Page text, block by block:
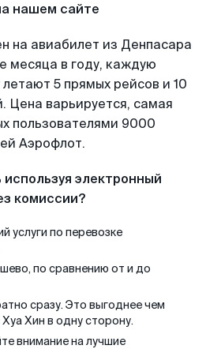
нашем сайте
на авиабилет из Денпасара
месяца в году, каждую
5 прямых рейсов и 10
Цена варьируется, самая
пользователями 9000
Аэрофлот.
электронный
комиссии?
услуги по перевозке
по сравнению от и до
сразу. Это выгоднее чем
Хин в одну сторону.
внимание на лучшие